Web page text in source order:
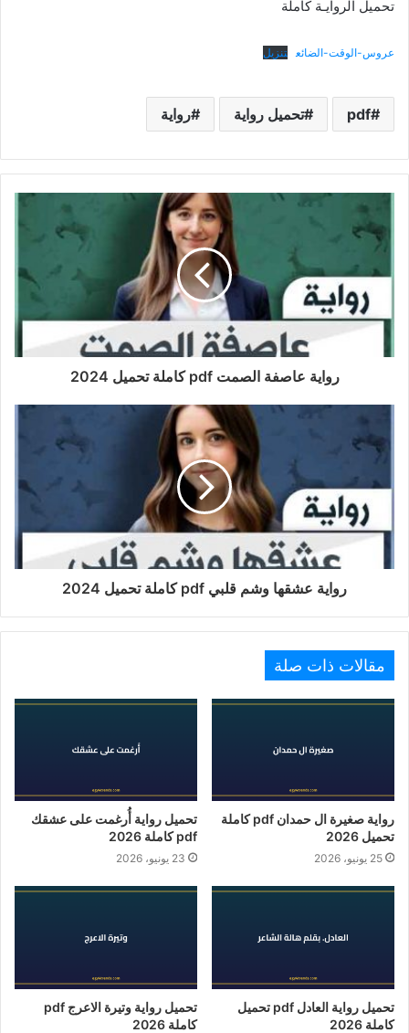
تحميل الروايـة كاملة
عروس-الوقت-الضائع تنزيل
pdf تحميل رواية رواية
رواية عاصفة الصمت pdf كاملة تحميل 2024
رواية عشقها وشم قلبي pdf كاملة تحميل 2024
مقالات ذات صلة
رواية صغيرة ال حمدان pdf كاملة
تحميل 2026
25 يونيو، 2026
تحميل رواية أُرغمت على عشقك
pdf كاملة 2026
23 يونيو، 2026
تحميل رواية العادل pdf تحميل
كاملة 2026
تحميل رواية وتيرة الاعرج pdf
كاملة 2026